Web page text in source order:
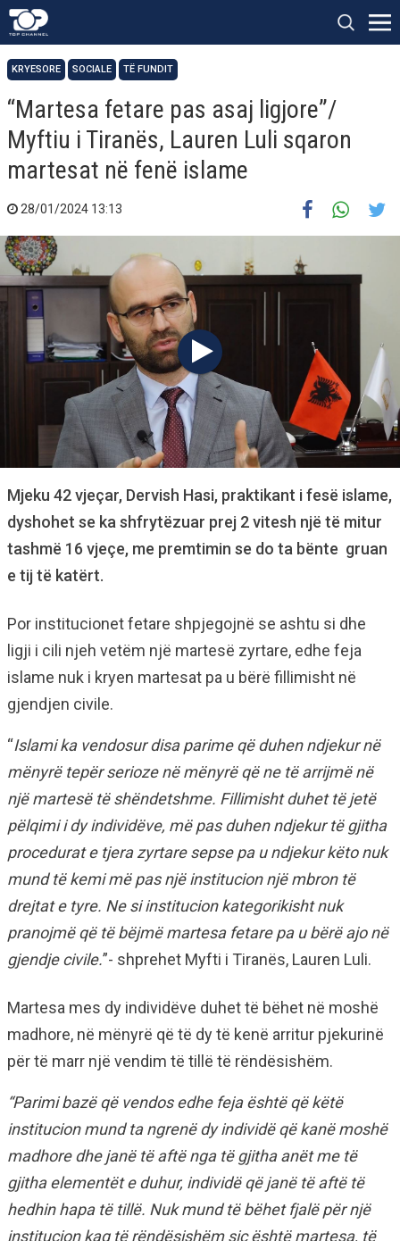
KRYESORE SOCIALE TË FUNDIT
“Martesa fetare pas asaj ligjore”/
Myftiu i Tiranës, Lauren Luli sqaron
martesat në fenë islame
28/01/2024 13:13
Mjeku 42 vjeçar, Dervish Hasi, praktikant i fesë islame,
dyshohet se ka shfrytëzuar prej 2 vitesh një të mitur
tashmë 16 vjeçe, me premtimin se do ta bënte gruan
e tij të katërt.
Por institucionet fetare shpjegojnë se ashtu si dhe
ligji i cili njeh vetëm një martesë zyrtare, edhe feja
islame nuk i kryen martesat pa u bërë fillimisht në
gjendjen civile.
“Islami ka vendosur disa parime që duhen ndjekur në
mënyrë tepër serioze në mënyrë që ne të arrijmë në
një martesë të shëndetshme. Fillimisht duhet të jetë
pëlqimi i dy individëve, më pas duhen ndjekur të gjitha
procedurat e tjera zyrtare sepse pa u ndjekur këto nuk
mund të kemi më pas një institucion një mbron të
drejtat e tyre. Ne si institucion kategorikisht nuk
pranojmë që të bëjmë martesa fetare pa u bërë ajo në
gjendje civile.”- shprehet Myfti i Tiranës, Lauren Luli.
Martesa mes dy individëve duhet të bëhet në moshë
madhore, në mënyrë që të dy të kenë arritur pjekurinë
për të marr një vendim të tillë të rëndësishëm.
“Parimi bazë që vendos edhe feja është që këtë
institucion mund ta ngrenë dy individë që kanë moshë
madhore dhe janë të aftë nga të gjitha anët me të
gjitha elementët e duhur, individë që janë të aftë të
hedhin hapa të tillë. Nuk mund të bëhet fjalë për një
institucion kaq të rëndësishëm sic është martesa, të